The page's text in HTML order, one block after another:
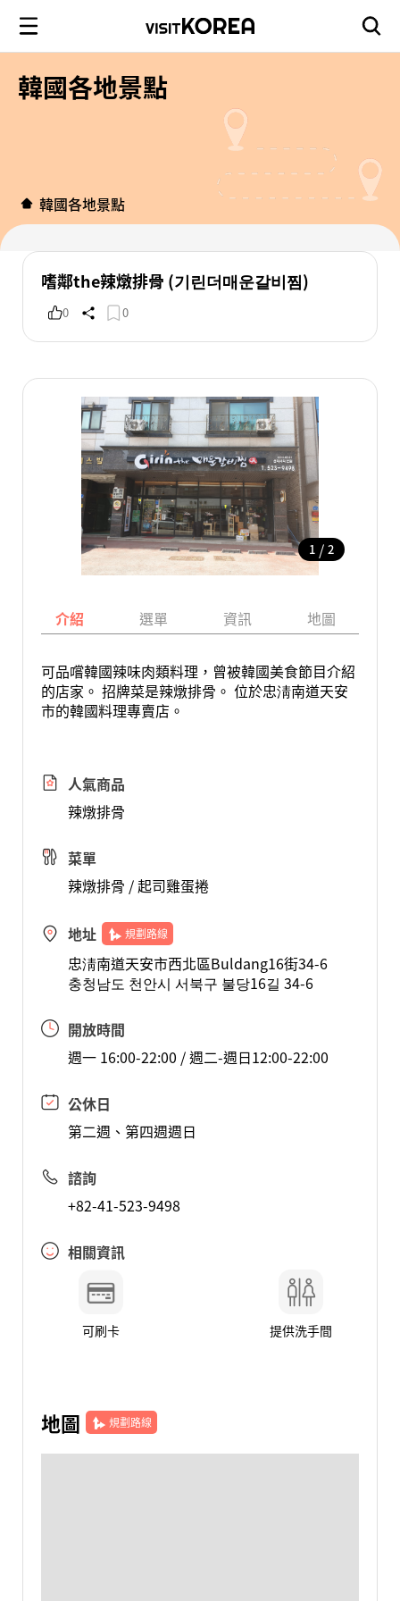
韓國各地景點
韓國各地景點
嗜鄰the辣燉排骨 (기린더매운갈비찜)
0 0
1 / 2
介紹 選單 資訊 地圖
可品嚐韓國辣味肉類料理，曾被韓國美食節目介紹
的店家。 招牌菜是辣燉排骨。 位於忠淸南道天安
市的韓國料理專賣店。
人氣商品
辣燉排骨
菜單
辣燉排骨 / 起司雞蛋捲
地址 規劃路線
忠淸南道天安市西北區Buldang16街34-6
충청남도 천안시 서북구 불당16길 34-6
開放時間
週一 16:00-22:00 / 週二-週日12:00-22:00
公休日
第二週、第四週週日
諮詢
+82-41-523-9498
相關資訊
可刷卡 提供洗手間
地圖 規劃路線